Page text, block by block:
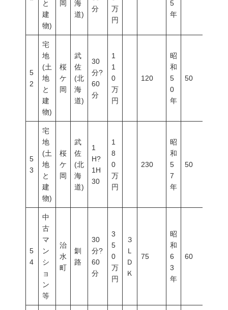
と
建
物)
岡
海
道)
分
万
円
5
年
5
2
宅
地
(土
地
と
建
物)
桜
ケ
岡
武
佐
(北
海
道)
30
分?
60
分
1
1
0
万
円
120
昭
和
5
0
年
50
5
3
宅
地
(土
地
と
建
物)
桜
ケ
岡
武
佐
(北
海
道)
1
H?
1H
30
1
8
0
万
円
230
昭
和
5
7
年
50
5
4
中
古
マ
ン
シ
ョ
ン
等
治
水
町
釧
路
30
分?
60
分
3
5
0
万
円
３
Ｌ
Ｄ
Ｋ
75
昭
和
6
3
年
60